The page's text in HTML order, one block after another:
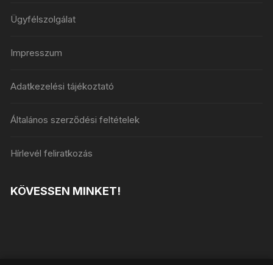
Ügyfélszolgálat
Impresszum
Adatkezelési tájékoztató
Általános szerződési feltételek
Hírlevél feliratkozás
KÖVESSEN MINKET!